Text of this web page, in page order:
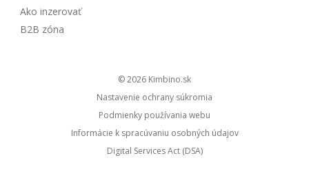
Ako inzerovať
B2B zóna
© 2026
kimbino.sk
Nastavenie ochrany súkromia
Podmienky používania webu
Informácie k spracúvaniu osobných údajov
Digital Services Act (DSA)